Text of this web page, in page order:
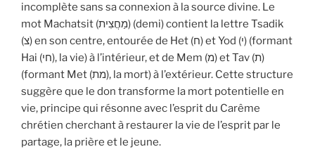
incomplète sans sa connexion à la source divine. Le
mot Machatsit (מַחֲצִית) (demi) contient la lettre Tsadik
(צ) en son centre, entourée de Het (ח) et Yod (י) (formant
Hai (חי), la vie) à l’intérieur, et de Mem (מ) et Tav (ת)
(formant Met (מת), la mort) à l’extérieur. Cette structure
suggère que le don transforme la mort potentielle en
vie, principe qui résonne avec l’esprit du Carême
chrétien cherchant à restaurer la vie de l’esprit par le
partage, la prière et le jeune.